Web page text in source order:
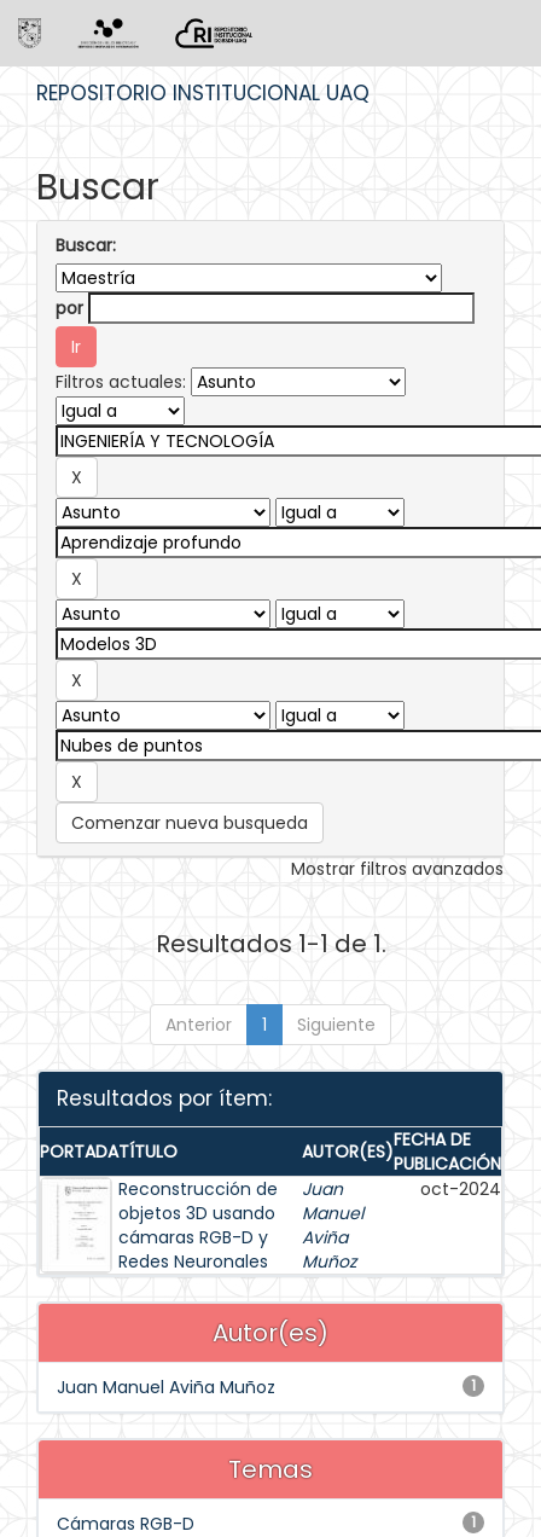
REPOSITORIO INSTITUCIONAL UAQ
Buscar
Buscar:
por
Filtros actuales:
Comenzar nueva busqueda
Mostrar filtros avanzados
Resultados 1-1 de 1.
Anterior 1 Siguiente
Resultados por ítem:
PORTADATÍTULO AUTOR(ES)FECHA DE
PUBLICACIÓN
Reconstrucción de
objetos 3D usando
cámaras RGB-D y
Redes Neuronales
Juan
Manuel
Aviña
Muñoz
oct-2024
Autor(es)
1
Juan Manuel Aviña Muñoz
Temas
1
Cámaras RGB-D